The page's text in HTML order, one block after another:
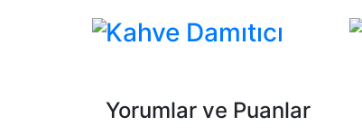
Kahve Damıtıcı
Yorumlar ve Puanlar